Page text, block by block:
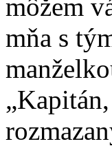
môžem
mňa s